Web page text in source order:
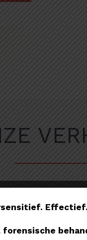
mijnEffectief.